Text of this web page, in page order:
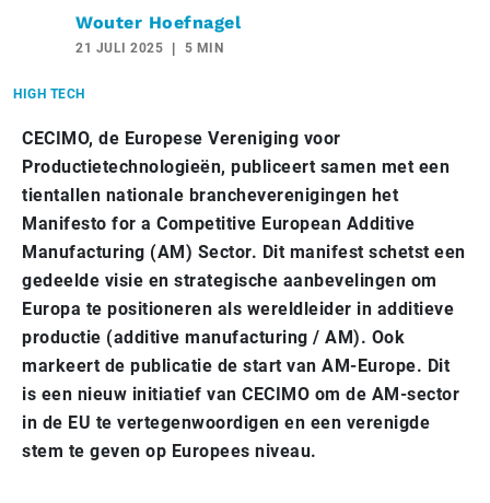
Wouter Hoefnagel
21 JULI 2025 5 MIN
HIGH TECH
CECIMO, de Europese Vereniging voor
Productietechnologieën, publiceert samen met een
tientallen nationale brancheverenigingen het
Manifesto for a Competitive European Additive
Manufacturing (AM) Sector. Dit manifest schetst een
gedeelde visie en strategische aanbevelingen om
Europa te positioneren als wereldleider in additieve
productie (additive manufacturing / AM). Ook
markeert de publicatie de start van AM-Europe. Dit
is een nieuw initiatief van CECIMO om de AM-sector
in de EU te vertegenwoordigen en een verenigde
stem te geven op Europees niveau.